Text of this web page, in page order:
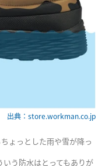
出典：store.workman.co.jp
ょっとした雨や雪が降っ
う防水はとってもありが